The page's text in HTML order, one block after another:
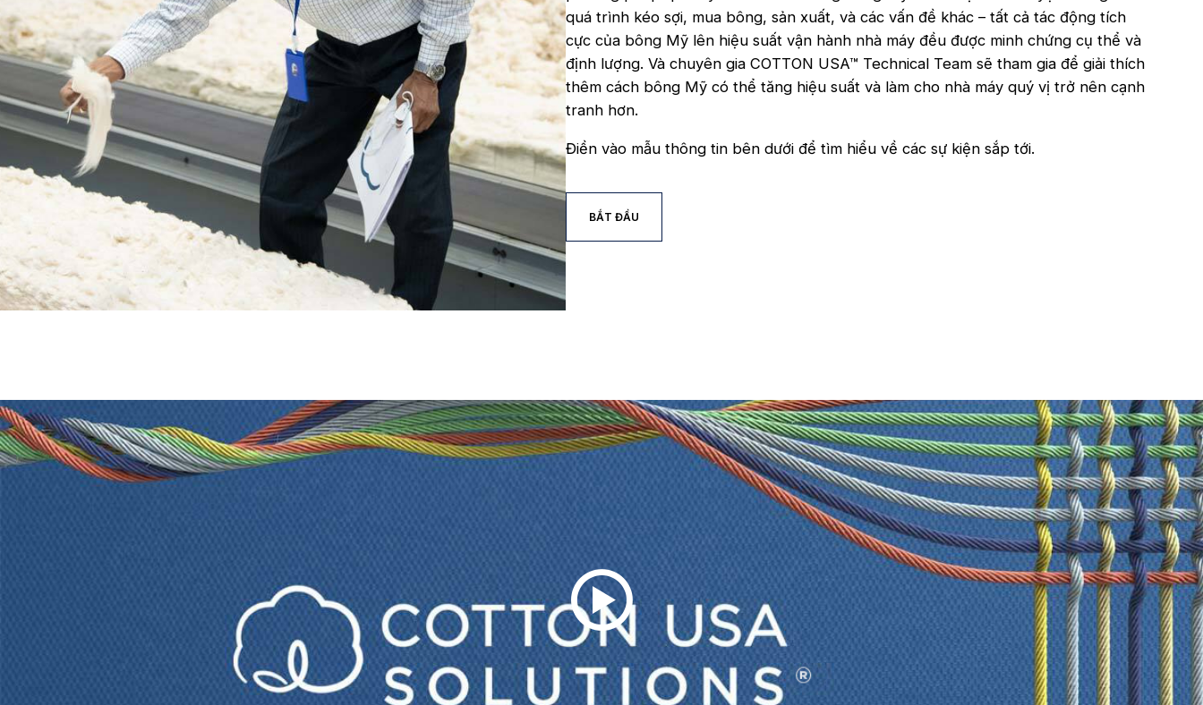
quá trình kéo sợi, mua bông, sản xuất, và các vấn đề khác – tất cả tác động tích
cực của bông Mỹ lên hiệu suất vận hành nhà máy đều được minh chứng cụ thể và
định lượng. Và chuyên gia COTTON USA™ Technical Team sẽ tham gia để giải thích
thêm cách bông Mỹ có thể tăng hiệu suất và làm cho nhà máy quý vị trở nên cạnh
tranh hơn.
Điền vào mẫu thông tin bên dưới để tìm hiểu về các sự kiện sắp tới.
BẮT ĐẦU